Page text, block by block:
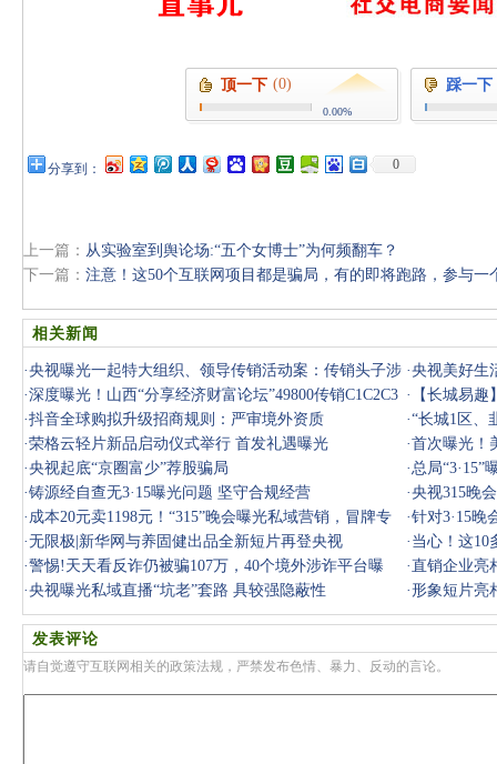
顶一下 (0)
0.00%
踩一下
分享到： 0
上一篇： 从实验室到舆论场:“五个女博士”为何频翻车？
下一篇： 注意！这50个互联网项目都是骗局，有的即将跑路，参与一
相关新闻
·央视曝光一起特大组织、领导传销活动案：传销头子涉
案近38亿
·央视美好生
·深度曝光！山西“分享经济财富论坛”49800传销C1C2C3
内部管控套
·
【长城易
光，速看！
·抖音全球购拟升级招商规则：严审境外资质 ·“长城1区、
曝光
·荣格云轻片新品启动仪式举行 首发礼遇曝光 ·首次曝光！
·央视起底“京圈富少”荐股骗局 ·总局“3·15”
·铸源经自查无3·15曝光问题 坚守合规经营 ·央视315晚
关问题和企
· 成本20元卖1198元！“315”晚会曝光私域营销，冒牌专
家还说“过
·针对3·15晚
·无限极|新华网与养固健出品全新短片再登央视 · 当心！这10
载！
·警惕!天天看反诈仍被骗107万，40个境外涉诈平台曝
光，参与一个
·直销企业亮
·央视曝光私域直播“坑老”套路 具较强隐蔽性 ·形象短片亮
发表评论
请自觉遵守互联网相关的政策法规，严禁发布色情、暴力、反动的言论。